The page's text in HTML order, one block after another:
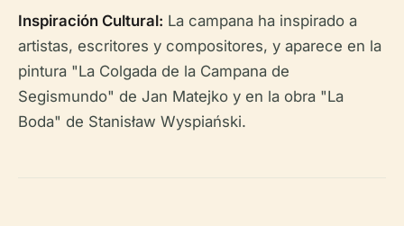
Inspiración Cultural: La campana ha inspirado a
artistas, escritores y compositores, y aparece en la
pintura "La Colgada de la Campana de
Segismundo" de Jan Matejko y en la obra "La
Boda" de Stanisław Wyspiański.